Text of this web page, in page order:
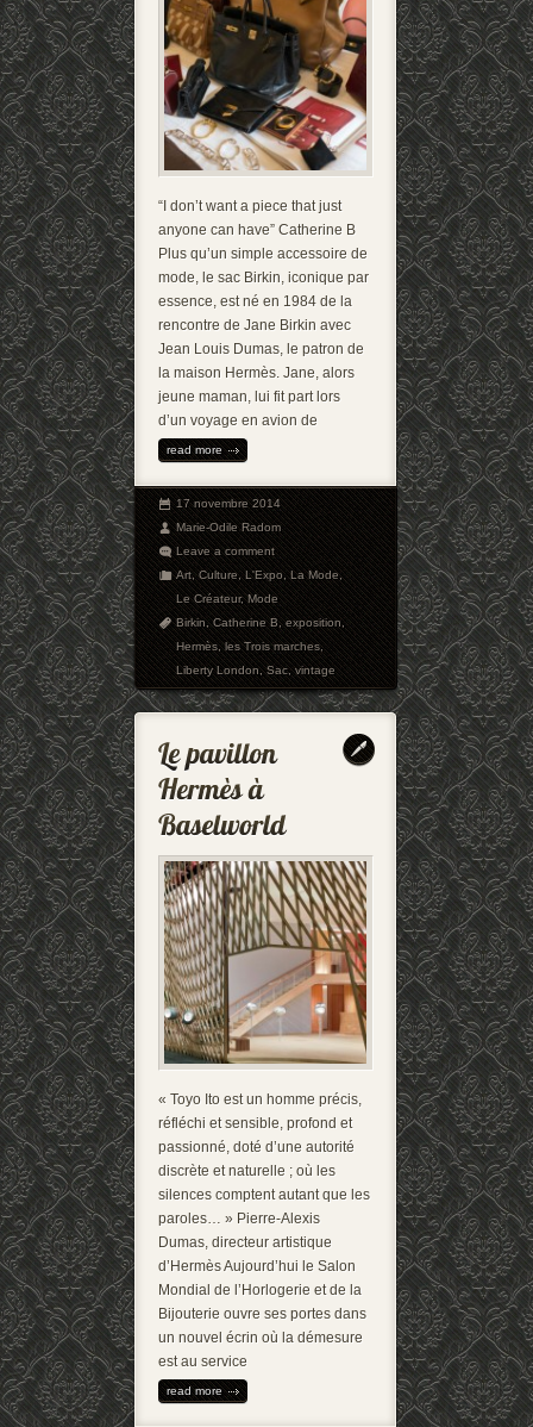
“I don’t want a piece that just
anyone can have” Catherine B
Plus qu’un simple accessoire de
mode, le sac Birkin, iconique par
essence, est né en 1984 de la
rencontre de Jane Birkin avec
Jean Louis Dumas, le patron de
la maison Hermès. Jane, alors
jeune maman, lui fit part lors
d’un voyage en avion de
read more
17 novembre 2014
Marie-Odile Radom
Leave a comment
Art,Culture,L'Expo,La Mode,
Le Créateur,Mode
Birkin,Catherine B,exposition,
Hermès,les Trois marches,
Liberty London,Sac,vintage
« Toyo Ito est un homme précis,
réfléchi et sensible, profond et
passionné, doté d’une autorité
discrète et naturelle ; où les
silences comptent autant que les
paroles… » Pierre-Alexis
Dumas, directeur artistique
d’Hermès Aujourd’hui le Salon
Mondial de l’Horlogerie et de la
Bijouterie ouvre ses portes dans
un nouvel écrin où la démesure
est au service
read more